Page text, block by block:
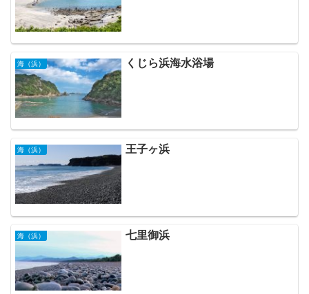
海（浜） くじら浜海水浴場
海（浜） 王子ヶ浜
海（浜） 七里御浜